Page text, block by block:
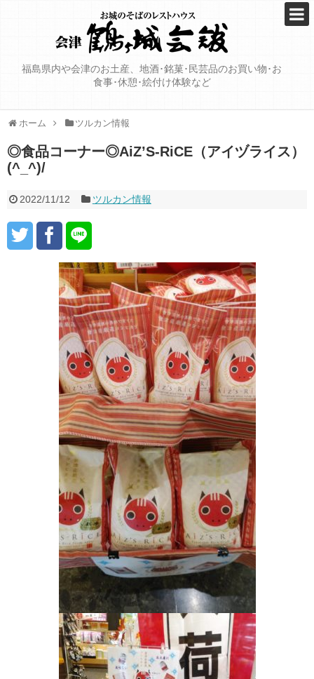
福島県内や会津のお土産、地酒･銘菓･民芸品のお買い物･お
食事･休憩･絵付け体験など
ホーム ツルカン情報
◎食品コーナー◎AiZ’S-RiCE（アイヅライス）
(^_^)/
2022/11/12 ツルカン情報